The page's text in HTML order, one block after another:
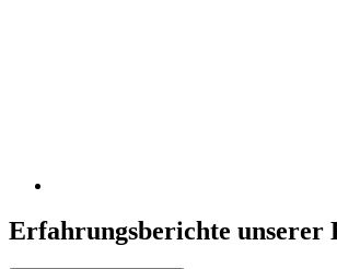
Erfahrungsberichte unserer